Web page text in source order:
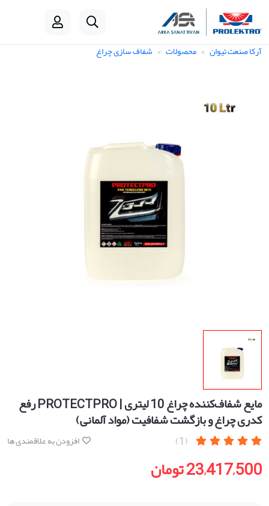
آرکا صنعت تیوان محصولات شفاف سازی چراغ
مایع شفاف‌کننده چراغ 10 لیتری | PROTECTPRO رفع
کدری چراغ و بازگشت شفافیت (مواد آلمانی)
(1) افزودن به علاقمندی ها
23,417,500 تومان